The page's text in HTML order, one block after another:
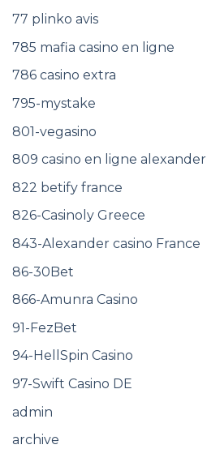
77 plinko avis
785 mafia casino en ligne
786 casino extra
795-mystake
801-vegasino
809 casino en ligne alexander
822 betify france
826-Casinoly Greece
843-Alexander casino France
86-30Bet
866-Amunra Casino
91-FezBet
94-HellSpin Casino
97-Swift Casino DE
admin
archive